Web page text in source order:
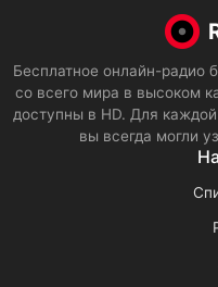
Бесплатное онлайн-радио
со всего мира в высоком
доступны в HD. Для
вы всегда могли